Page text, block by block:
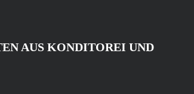
AUS KONDITOREI UND